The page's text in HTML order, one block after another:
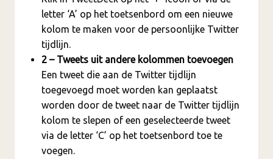
letter ‘A’ op het toetsenbord om een nieuwe
kolom te maken voor de persoonlijke Twitter
tijdlijn.
2 – Tweets uit andere kolommen toevoegen
Een tweet die aan de Twitter tijdlijn
toegevoegd moet worden kan geplaatst
worden door de tweet naar de Twitter tijdlijn
kolom te slepen of een geselecteerde tweet
via de letter ‘C’ op het toetsenbord toe te
voegen.